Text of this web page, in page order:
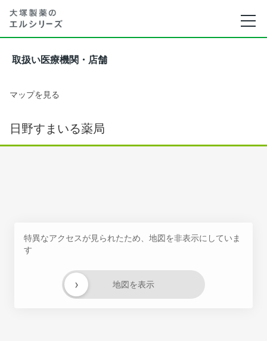
取扱い医療機関・店舗
マップを見る
日野すまいる薬局
特異なアクセスが見られたため、地図を非表示にしていま
す
地図を表示
›